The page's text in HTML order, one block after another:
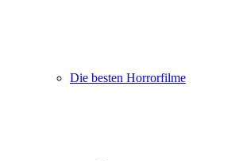
Die besten Horrorfilme